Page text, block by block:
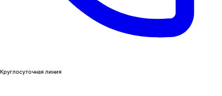
Круглосуточная линия